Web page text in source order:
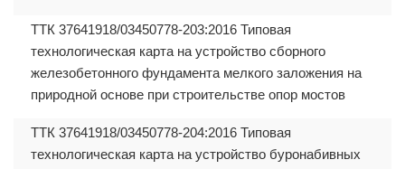
ТТК 37641918/03450778-203:2016 Типовая
технологическая карта на устройство сборного
железобетонного фундамента мелкого заложения на
природной основе при строительстве опор мостов
ТТК 37641918/03450778-204:2016 Типовая
технологическая карта на устройство буронабивных